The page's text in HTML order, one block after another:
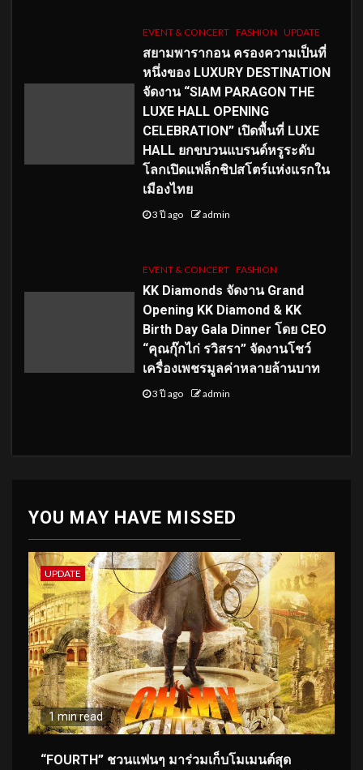
EVENT & CONCERT FASHION UPDATE
สยามพารากอน ครองความเป็นที่
หนึ่งของ LUXURY DESTINATION
จัดงาน “SIAM PARAGON THE
LUXE HALL OPENING
CELEBRATION” เปิดพื้นที่ LUXE
HALL ยกขบวนแบรนด์หรูระดับ
โลกเปิดแฟล็กชิปสโตร์แห่งแรกใน
เมืองไทย
3 ปี ago admin
EVENT & CONCERT FASHION
KK Diamonds จัดงาน Grand
Opening KK Diamond & KK
Birth Day Gala Dinner โดย CEO
“คุณกุ๊กไก่ รวิสรา” จัดงานโชว์
เครื่องเพชรมูลค่าหลายล้านบาท
3 ปี ago admin
YOU MAY HAVE MISSED
UPDATE
1 min read
“FOURTH” ชวนแฟนๆ มาร่วมเก็บโมเมนต์สุด